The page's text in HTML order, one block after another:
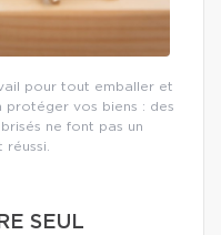
pour tout emballer et
protéger vos biens : des
ne font pas un
SEUL